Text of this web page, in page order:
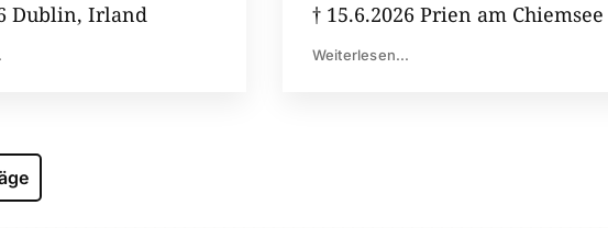
Dublin, Irland
† 15.6.2026 Prien am Chiemsee
Weiterlesen...